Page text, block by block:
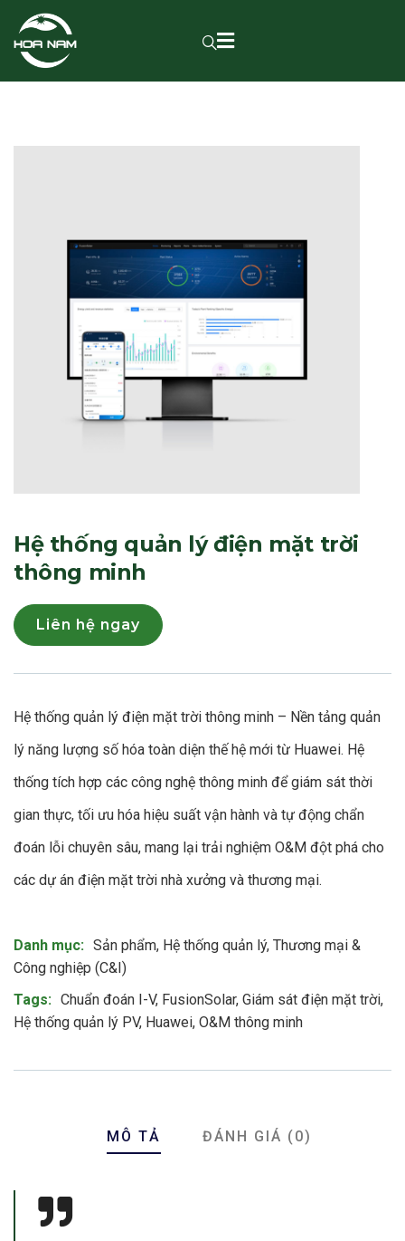
Hệ thống quản lý điện mặt trời
thông minh
Liên hệ ngay
Hệ thống quản lý điện mặt trời thông minh – Nền tảng quản
lý năng lượng số hóa toàn diện thế hệ mới từ Huawei. Hệ
thống tích hợp các công nghệ thông minh để giám sát thời
gian thực, tối ưu hóa hiệu suất vận hành và tự động chẩn
đoán lỗi chuyên sâu, mang lại trải nghiệm O&M đột phá cho
các dự án điện mặt trời nhà xưởng và thương mại.
Danh mục: Sản phẩm, Hệ thống quản lý, Thương mại &
Công nghiệp (C&I)
Tags: Chuẩn đoán I-V, FusionSolar, Giám sát điện mặt trời,
Hệ thống quản lý PV, Huawei, O&M thông minh
MÔ TẢ ĐÁNH GIÁ (0)